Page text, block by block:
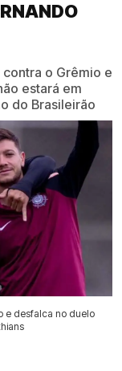
o Grêmio e
estará em
do Brasileirão
e desfalca no duelo